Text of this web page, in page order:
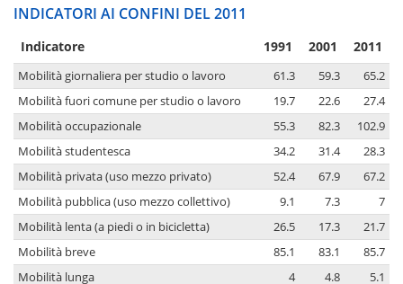
INDICATORI AI CONFINI DEL 2011
Indicatore 1991 2001 2011
Mobilità giornaliera per studio o lavoro 61.3 59.3
65.2
Mobilità fuori comune per studio o lavoro
19.7 22.6
27.4
Mobilità occupazionale
55.3 82.3
102.9
Mobilità studentesca
34.2 31.4
28.3
Mobilità privata (uso mezzo privato)
52.4 67.9
67.2
Mobilità pubblica (uso mezzo collettivo)
9.1 7.3
7
Mobilità lenta (a piedi o in bicicletta)
26.5 17.3
21.7
Mobilità breve
85.1 83.1
85.7
Mobilità lunga
4 4.8 5.1